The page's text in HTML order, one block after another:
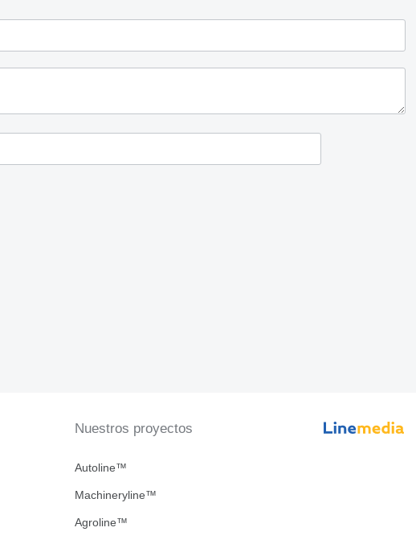
Nuestros proyectos
Autoline™
Machineryline™
Agroline™